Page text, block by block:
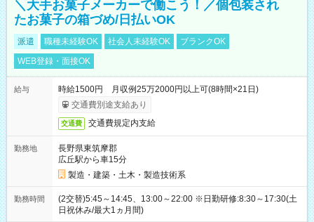
＼大手お菓子メーカーで働こう！／個包装され
たお菓子の箱づめ/日払いOK
派遣 職種未経験OK 社会人未経験OK
ブランクOK
WEB登録・面接OK
給与
時給1500円 月収例25万2000円以上可(8時間×21日)
交通費別途支給あり
交通費 交通費規定内支給
勤務地
長野県東筑摩郡
広丘駅から車15分
製造・建築・土木・製造技術系
勤務時間
(2交替)5:45～14:45、13:00～22:00 ※日勤研修:8:30～17:30(土
日祝休み/最大1ヵ月間)